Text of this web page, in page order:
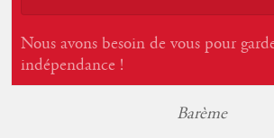
Nous avons besoin de vous pour
indépendance !
Barème